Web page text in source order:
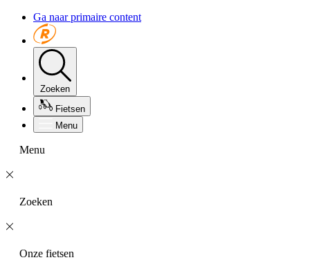
Ga naar primaire content
Zoeken
Fietsen
Menu
Menu
Zoeken
Onze fietsen